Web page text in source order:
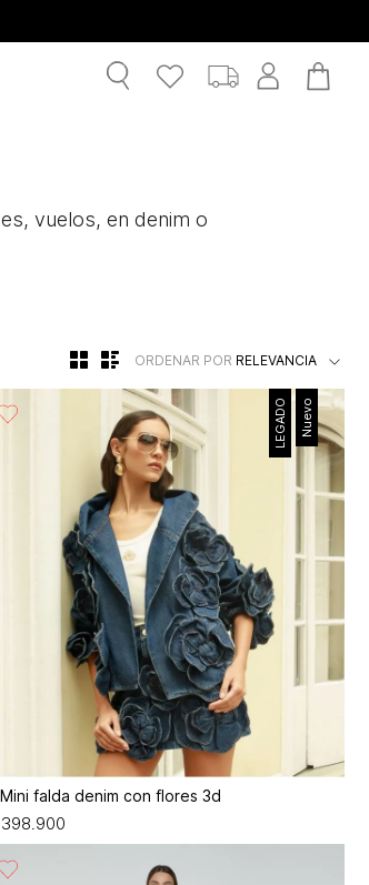
vuelos, en denim o
ORDENAR POR RELEVANCIA
Nuevo
LEGADO
Mini falda denim con flores 3d
398.900